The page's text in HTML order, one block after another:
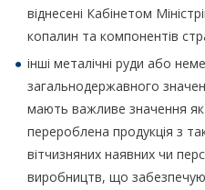
віднесені Кабінетом
копалин та компонентів
інші металічні руди або
загальнодержавного
мають важливе значення
перероблена продукція з
вітчизняних наявних чи
виробництв, що